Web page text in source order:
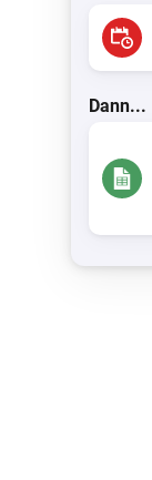
Dann...